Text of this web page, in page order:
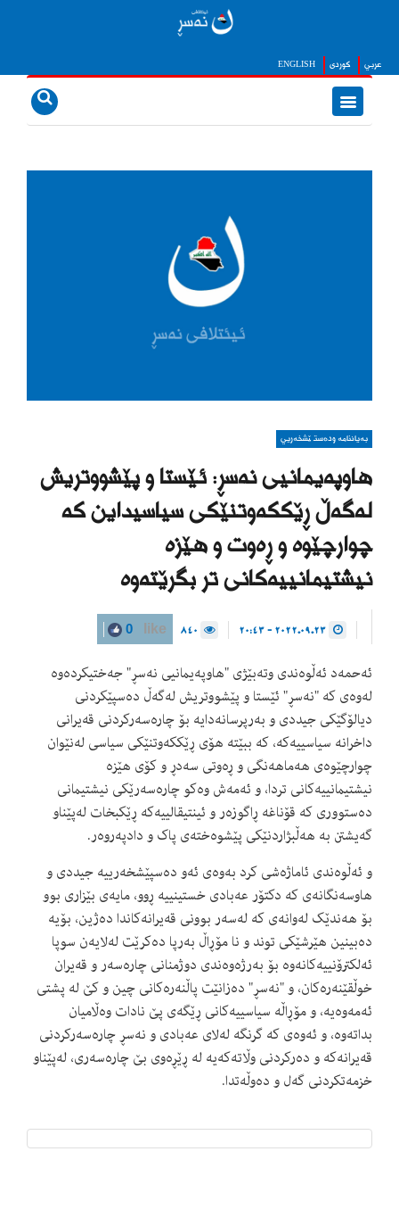
ENGLISH كوردى عربي
بەیاننامە ودەستپێشخەریی
هاوپەیمانیی نەسڕ: ئێستا و پێشووتریش
لەگەڵ ڕێککەوتنێکی سیاسیداین کە
چوارچێوە و ڕەوت و هێزە
نیشتیمانییەکانی تر بگرێتەوە
like
0
ئەحمەد ئەڵوەندی وتەبێژی "هاوپەیمانیی نەسڕ" جەختیکردەوە
لەوەی کە "نەسڕ" ئێستا و پێشووتریش لەگەڵ دەسپێکردنی
دیالۆگێکی جیددی و بەرپرسانەدایە بۆ چارەسەرکردنی قەیرانی
داخرانە سیاسییەکە، کە ببێتە هۆی ڕێککەوتنێکی سیاسی لەنێوان
چوارچێوەی هەماهەنگی و ڕەوتی سەدڕ و کۆی هێزە
نیشتیمانییەکانی تردا، و ئەمەش وەکو چارەسەرێکی نیشتیمانی
دەستووری کە قۆناغە ڕاگوزەر و ئینتیقالییەکە ڕێکبخات لەپێناو
گەیشتن بە هەڵبژاردنێکی پێشوەختەی پاک و دادپەروەر.
و ئەڵوەندی ئاماژەشی کرد بەوەی ئەو دەسپێشخەرییە جیددی و
هاوسەنگانەی کە دکتۆر عەبادی خستینییە ڕوو، مایەی بێزاری بوو
بۆ هەندێک لەوانەی کە لەسەر بوونی قەیرانەکاندا دەژین، بۆیە
دەبینین هێرشێکی توند و نا مۆڕاڵ بەرپا دەکرێت لەلایەن سوپا
ئەلکترۆنییەکانەوە بۆ بەرژەوەندی دوژمنانی چارەسەر و قەیران
خوڵقێنەرەکان، و "نەسڕ" دەزانێت پاڵنەرەکانی چین و کێ لە پشتی
ئەمەوەیە، و مۆڕاڵە سیاسییەکانی ڕێگەی پێ نادات وەڵامیان
بداتەوە، و ئەوەی کە گرنگە لەلای عەبادی و نەسڕ چارەسەرکردنی
قەیرانەکە و دەرکردنی وڵاتەکەیە لە ڕێڕەوی بێ چارەسەری، لەپێناو
خزمەتکردنی گەل و دەوڵەتدا.